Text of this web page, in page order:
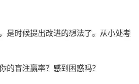
是时候提出改进的想法了。从小处考
的盲注赢率？感到困惑吗？